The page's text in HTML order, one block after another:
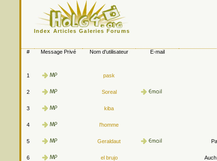
Index Articles Galeries Forums
# Message Privé Nom d'utilisateur E-mail
1 pask
2 Soreal
3 kiba
4 l'homme
5 Geraldaut
6 el brujo